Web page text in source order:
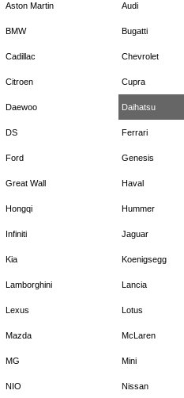
Aston Martin Audi
BMW Bugatti
Cadillac Chevrolet
Citroen Cupra
Daewoo Daihatsu
DS Ferrari
Ford Genesis
Great Wall Haval
Hongqi Hummer
Infiniti Jaguar
Kia Koenigsegg
Lamborghini Lancia
Lexus Lotus
Mazda McLaren
MG Mini
NIO Nissan